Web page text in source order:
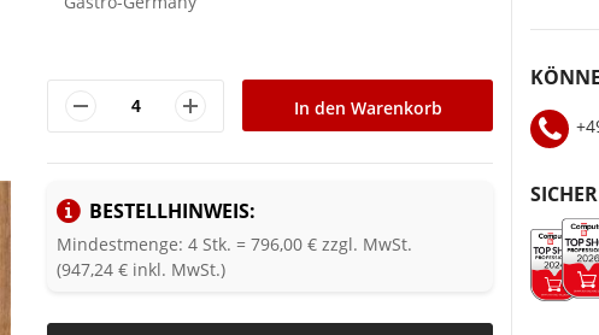
In den Warenkorb
BESTELLHINWEIS:
Mindestmenge: 4 Stk. = 796,00 € zzgl. MwSt.
(947,24 € inkl. MwSt.)